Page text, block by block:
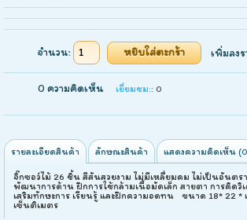
จำนวน: เพิ่มลง
0 ความคิดเห็น เยี่ยมชม:: 0
รายละเอียดสินค้า ลักษณะสินค้า แสดงความคิดเห็น
จิ๊กซอว์ไม้ 26 ชิ้น สีสันสวยงาม ไม่มีเหลื่ยมคม ไม่เป็นอันตร
พัฒนาการด้าน ฝึกการใช้กล้ามเนื้อมัดเล็ก สายตา การคิดวิ
เสริมทักษะการ เรียนรู้ และฝึกความอดทน ขนาด 18* 22 *
เซ็นติเมตร